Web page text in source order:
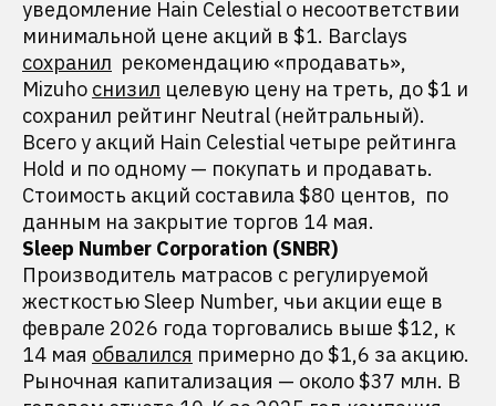
уведомление Hain Celestial о несоответствии
минимальной цене акций в $1. Barclays
сохранил рекомендацию «продавать»,
Mizuho снизил целевую цену на треть, до $1 и
сохранил рейтинг Neutral (нейтральный).
Всего у акций Hain Celestial четыре рейтинга
Hold и по одному — покупать и продавать.
Стоимость акций составила $80 центов, по
данным на закрытие торгов 14 мая.
Sleep Number Corporation (SNBR)
Производитель матрасов с регулируемой
жесткостью Sleep Number, чьи акции еще в
феврале 2026 года торговались выше $12, к
14 мая обвалился примерно до $1,6 за акцию.
Рыночная капитализация — около $37 млн. В